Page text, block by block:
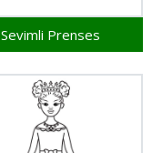
Sevimli Prenses